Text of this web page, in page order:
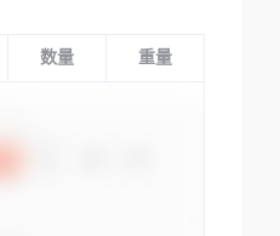
数量 重量